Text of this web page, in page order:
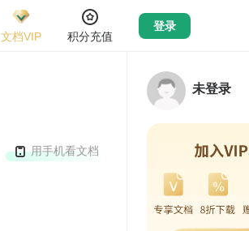
文档VIP
积分充值
登录
用手机看文档
未登录